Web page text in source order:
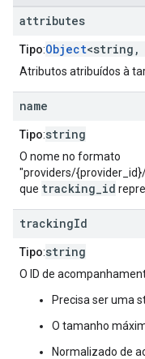
attributes
Tipo:Object<string,
Atributos atribuídos à
name
Tipo:string
O nome no formato
"providers/
que tracking_id
trackingId
Tipo:string
O ID de
Precisa ser uma
O tamanho
Normalizado de